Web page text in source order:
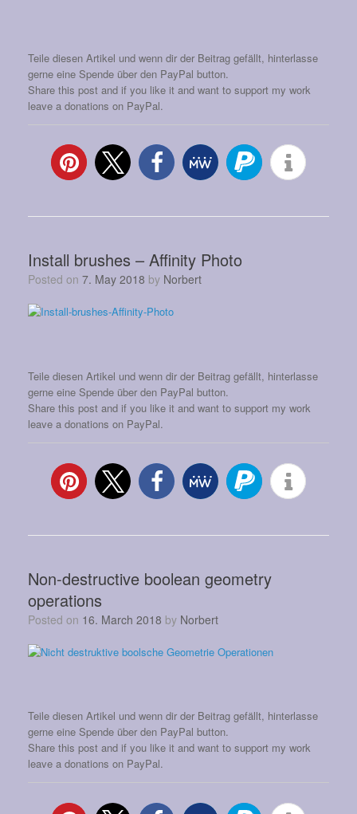
Teile diesen Artikel und wenn dir der Beitrag gefällt, hinterlasse
gerne eine Spende über den PayPal button.
Share this post and if you like it and want to support my work
leave a donations on PayPal.
Install brushes – Affinity Photo
Posted on 7. May 2018 by Norbert
Teile diesen Artikel und wenn dir der Beitrag gefällt, hinterlasse
gerne eine Spende über den PayPal button.
Share this post and if you like it and want to support my work
leave a donations on PayPal.
Non-destructive boolean geometry
operations
Posted on 16. March 2018 by Norbert
Teile diesen Artikel und wenn dir der Beitrag gefällt, hinterlasse
gerne eine Spende über den PayPal button.
Share this post and if you like it and want to support my work
leave a donations on PayPal.